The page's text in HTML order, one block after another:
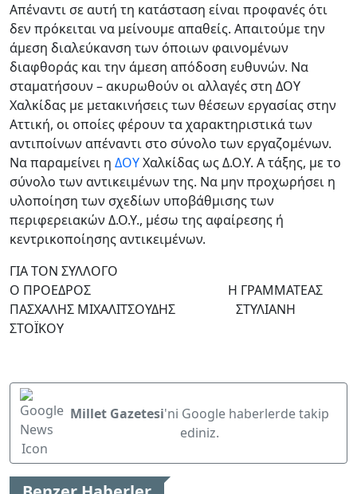
Απέναντι σε αυτή τη κατάσταση είναι προφανές ότι
δεν πρόκειται να μείνουμε απαθείς. Απαιτούμε την
άμεση διαλεύκανση των όποιων φαινομένων
διαφθοράς και την άμεση απόδοση ευθυνών. Να
σταματήσουν – ακυρωθούν οι αλλαγές στη ΔΟY
Χαλκίδας με μετακινήσεις των θέσεων εργασίας στην
Αττική, οι οποίες φέρουν τα χαρακτηριστικά των
αντιποίνων απέναντι στο σύνολο των εργαζομένων.
Να παραμείνει η ΔΟΥΧαλκίδας ως Δ.Ο.Υ. Α τάξης, με το
σύνολο των αντικειμένων της. Να μην προχωρήσει η
υλοποίηση των σχεδίων υποβάθμισης των
περιφερειακών Δ.Ο.Υ., μέσω της αφαίρεσης ή
κεντρικοποίησης αντικειμένων.
ΓΙΑ ΤΟΝ ΣΥΛΛΟΓΟ
Ο ΠΡΟΕΔΡΟΣ Η ΓΡΑΜΜΑΤΕΑΣ
ΠΑΣΧΑΛΗΣ ΜΙΧΑΛΙΤΣΟΥΔΗΣ ΣΤΥΛΙΑΝΗ
ΣΤΟΪΚΟΥ
Millet Gazetesi'ni Google haberlerde takip
ediniz.